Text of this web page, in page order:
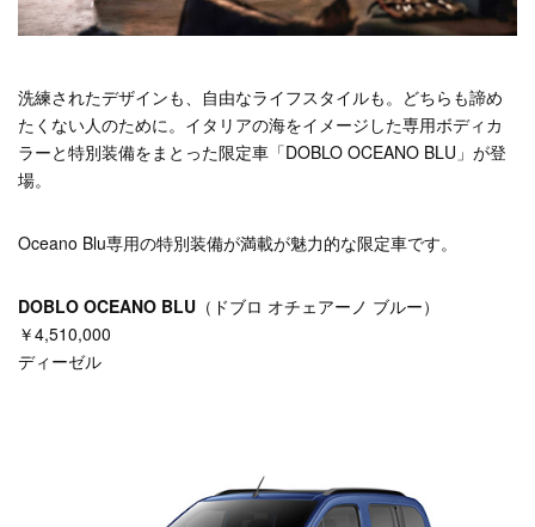
洗練されたデザインも、自由なライフスタイルも。どちらも諦め
たくない人のために。イタリアの海をイメージした専用ボディカ
ラーと特別装備をまとった限定車「DOBLO OCEANO BLU」が登
場。
Oceano Blu専用の特別装備が満載が魅力的な限定車です。
DOBLO OCEANO BLU （ドブロ オチェアーノ ブルー）
￥4,510,000
ディーゼル